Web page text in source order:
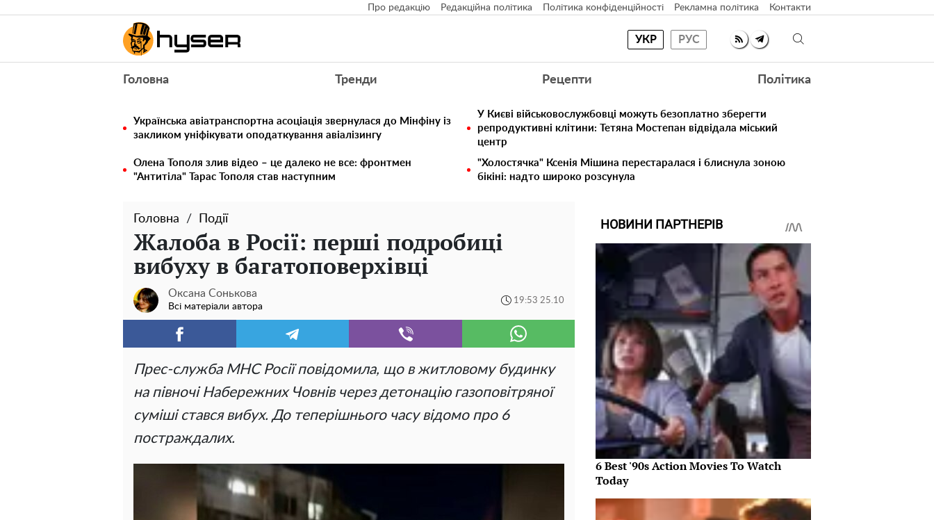
Про редакцію Редакційна політика Політика конфіденційності Рекламна політика Контакти
УКР РУС
Головна Тренди Рецепти Політика
Українська авіатранспортна асоціація звернулася до Мінфіну із
закликом уніфікувати оподаткування авіалізингу
У Києві військовослужбовці можуть безоплатно зберегти
репродуктивні клітини: Тетяна Мостепан відвідала міський
центр
Олена Тополя злив відео – це далеко не все: фронтмен
"Антитіла" Тарас Тополя став наступним
"Холостячка" Ксенія Мішина перестаралася і блиснула зоною
бікіні: надто широко розсунула
Головна Події
Жалоба в Росії: перші подробиці
вибуху в багатоповерхівці
Оксана Сонькова
Всі матеріали автора
19:53 25.10
Прес-служба МНС Росії повідомила, що в житловому будинку
на півночі Набережних Човнів через детонацію газоповітряної
суміші стався вибух. До теперішнього часу відомо про 6
постраждалих.
НОВИНИ ПАРТНЕРІВ
6 Best '90s Action Movies To Watch
Today